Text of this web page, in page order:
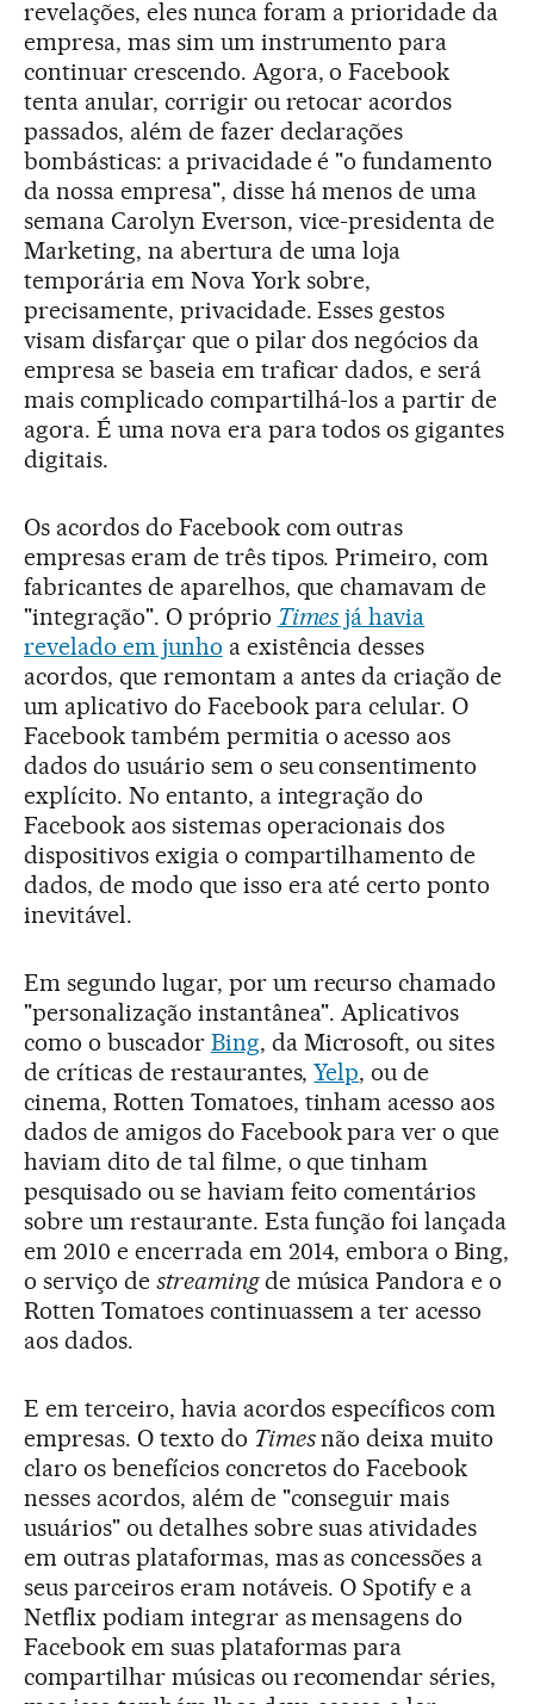
revelações, eles nunca foram a prioridade da
empresa, mas sim um instrumento para
continuar crescendo. Agora, o Facebook
tenta anular, corrigir ou retocar acordos
passados, além de fazer declarações
bombásticas: a privacidade é "o fundamento
da nossa empresa", disse há menos de uma
semana Carolyn Everson, vice-presidenta de
Marketing, na abertura de uma loja
temporária em Nova York sobre,
precisamente, privacidade. Esses gestos
visam disfarçar que o pilar dos negócios da
empresa se baseia em traficar dados, e será
mais complicado compartilhá-los a partir de
agora. É uma nova era para todos os gigantes
digitais.
Os acordos do Facebook com outras
empresas eram de três tipos. Primeiro, com
fabricantes de aparelhos, que chamavam de
"integração". O próprio Times já havia
revelado em junho a existência desses
acordos, que remontam a antes da criação de
um aplicativo do Facebook para celular. O
Facebook também permitia o acesso aos
dados do usuário sem o seu consentimento
explícito. No entanto, a integração do
Facebook aos sistemas operacionais dos
dispositivos exigia o compartilhamento de
dados, de modo que isso era até certo ponto
inevitável.
Em segundo lugar, por um recurso chamado
"personalização instantânea". Aplicativos
como o buscador Bing, da Microsoft, ou sites
de críticas de restaurantes,Yelp, ou de
cinema, Rotten Tomatoes, tinham acesso aos
dados de amigos do Facebook para ver o que
haviam dito de tal filme, o que tinham
pesquisado ou se haviam feito comentários
sobre um restaurante. Esta função foi lançada
em 2010 e encerrada em 2014, embora o Bing,
o serviço de streamingde música Pandora e o
Rotten Tomatoes continuassem a ter acesso
aos dados.
E em terceiro, havia acordos específicos com
empresas. O texto do Timesnão deixa muito
claro os benefícios concretos do Facebook
nesses acordos, além de "conseguir mais
usuários" ou detalhes sobre suas atividades
em outras plataformas, mas as concessões a
seus parceiros eram notáveis. O Spotify e a
Netflix podiam integrar as mensagens do
Facebook em suas plataformas para
compartilhar músicas ou recomendar séries,